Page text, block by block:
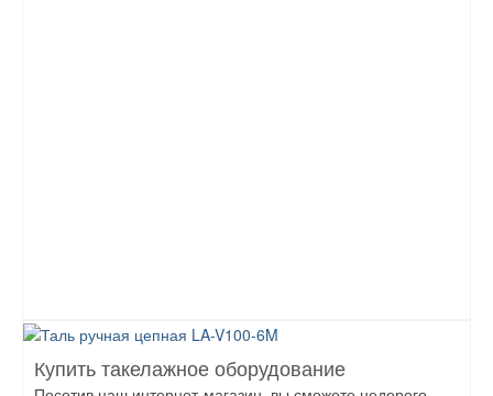
Купить такелажное оборудование